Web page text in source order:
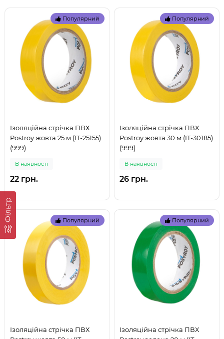
Фільтр
Популярний
Ізоляційна стрічка ПВХ
Postroy жовта 25 м (IT-25155)
(999)
В наявностi
22 грн.
Популярний
Ізоляційна стрічка ПВХ
Postroy жовта 30 м (IT-30185)
(999)
В наявностi
26 грн.
Популярний
Ізоляційна стрічка ПВХ
Популярний
Ізоляційна стрічка ПВХ